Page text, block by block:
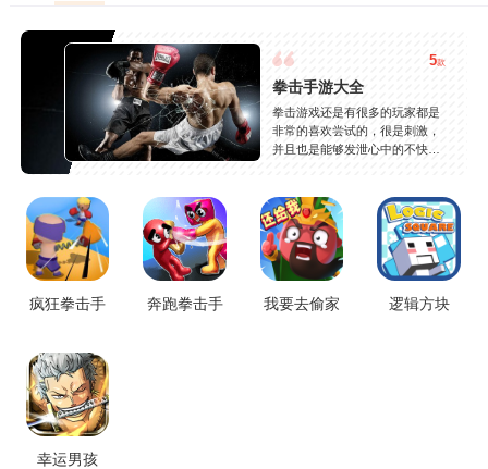
5款
拳击手游大全
拳击游戏还是有很多的玩家都是
非常的喜欢尝试的，很是刺激，
并且也是能够发泄心中的不快
是一些格斗的游戏，其实是非常
的有趣，也是相当的刺激的，游
戏中是有一些不同的场景都是能
够去进行体验的，我们也是能够
去刺激的进行对战的，小编现在
就是收集了一些有意思的拳击游
戏，相信你们一定会喜欢的。
疯狂拳击手 奔跑拳击手 我要去偷家 逻辑方块
幸运男孩